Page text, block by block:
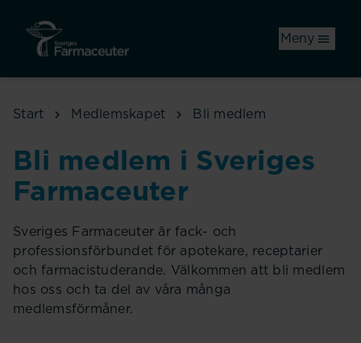
Meny
Start Medlemskapet Bli medlem
Bli medlem i Sveriges
Farmaceuter
Sveriges Farmaceuter är fack- och
professionsförbundet för apotekare, receptarier
och farmacistuderande. Välkommen att bli medlem
hos oss och ta del av våra många
medlemsförmåner.